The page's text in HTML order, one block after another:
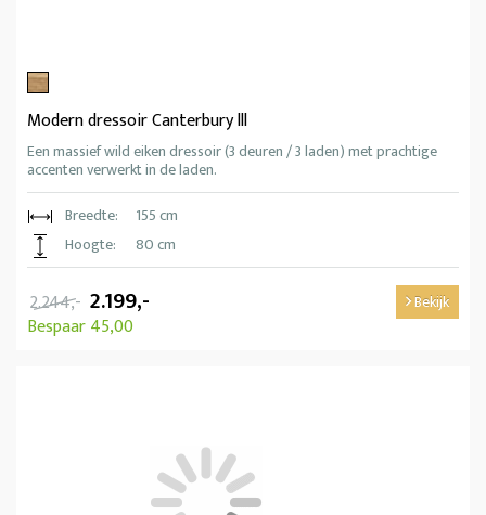
Modern dressoir Canterbury lll
Een massief wild eiken dressoir (3 deuren / 3 laden) met prachtige
accenten verwerkt in de laden.
Breedte:
155 cm
Hoogte:
80 cm
2.244,- 2.199,-
Bespaar 45,00
Bekijk